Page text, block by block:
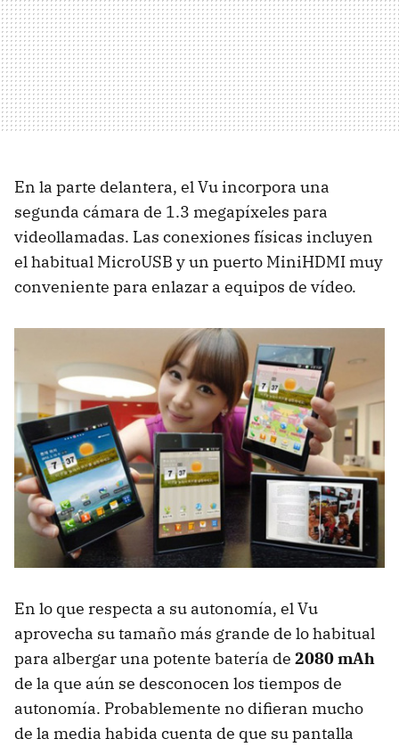
En la parte delantera, el Vu incorpora una
segunda cámara de 1.3 megapíxeles para
videollamadas. Las conexiones físicas incluyen
el habitual MicroUSB y un puerto MiniHDMI muy
conveniente para enlazar a equipos de vídeo.
En lo que respecta a su autonomía, el Vu
aprovecha su tamaño más grande de lo habitual
para albergar una potente batería de 2080 mAh
de la que aún se desconocen los tiempos de
autonomía. Probablemente no difieran mucho
de la media habida cuenta de que su pantalla